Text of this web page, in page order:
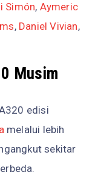
Simón, Aymeric
, Daniel Vivian,
Musim
edisi
melalui lebih
sekitar